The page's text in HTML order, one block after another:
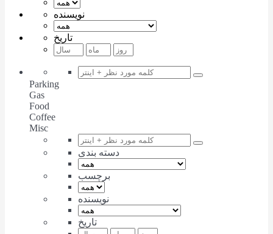
نویسنده
تاریخ
Parking
Gas
Food
Coffee
Misc
دسته بندی
برچسب
نویسنده
تاریخ